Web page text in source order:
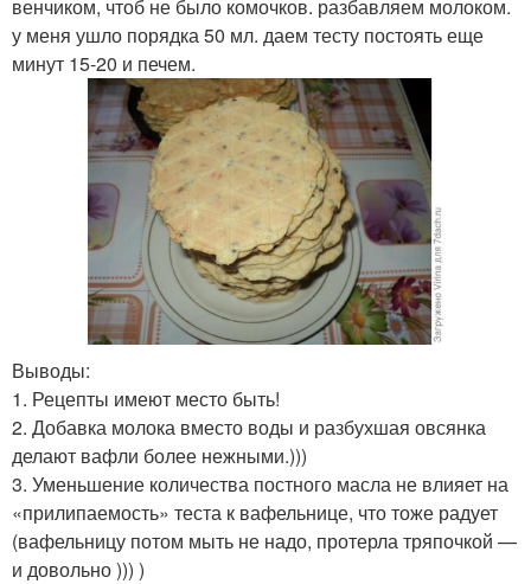
венчиком, чтоб не было комочков. разбавляем молоком.
у меня ушло порядка 50 мл. даем тесту постоять еще
минут 15-20 и печем.
Выводы:
1. Рецепты имеют место быть!
2. Добавка молока вместо воды и разбухшая овсянка
делают вафли более нежными.)))
3. Уменьшение количества постного масла не влияет на
«прилипаемость» теста к вафельнице, что тоже радует
(вафельницу потом мыть не надо, протерла тряпочкой —
и довольно ))) )